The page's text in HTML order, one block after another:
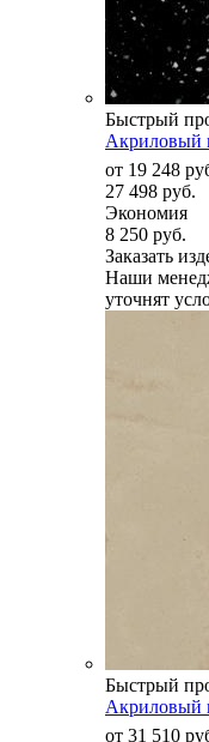
Быстрый
Акриловый
от 19 248
27 498 руб.
Экономия
8 250 руб.
Заказать
Наши
уточнят
Быстрый
Акриловый
от 31 510